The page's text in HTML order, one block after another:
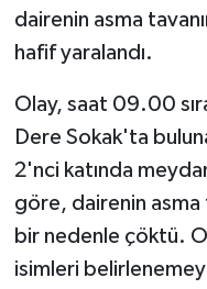
dairenin asma
hafif yaralandı.
Olay, saat 09.00
Dere Sokak'ta
2'nci katında
göre, dairenin asma
bir nedenle çöktü.
isimleri